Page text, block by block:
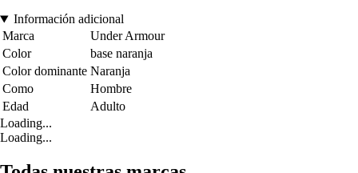
Información adicional
Marca
Under Armour
Color
base naranja
Color dominante Naranja
Como
Hombre
Edad
Adulto
Loading...
Loading...